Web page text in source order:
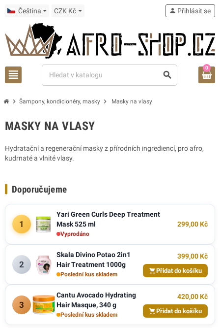
Čeština CZK Kč
view_headline search
person Přihlásit se
0
chevron_right Šampony, kondicionéry, masky chevron_right Masky na vlasy
MASKY NA VLASY
Hydratační a regenerační masky z přírodních ingrediencí, pro afro,
kudrnaté a vlnité vlasy.
Doporučujeme
1
Yari Green Curls Deep Treatment
Mask 525 ml
Vyprodáno
299,00 Kč
2
Skala Divino Potao 2in1
Hair Treatment 1000g
Poslední kus skladem
399,00 Kč
Přidat do košíku
3
Cantu Avocado Hydrating
Hair Masque, 340 g
Poslední kus skladem
420,00 Kč
Přidat do košíku